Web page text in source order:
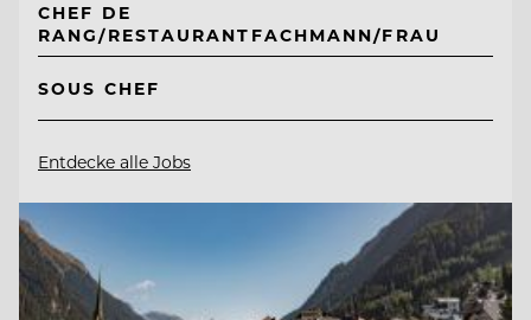
CHEF DE
RANG/RESTAURANTFACHMANN/FRAU
SOUS CHEF
Entdecke alle Jobs